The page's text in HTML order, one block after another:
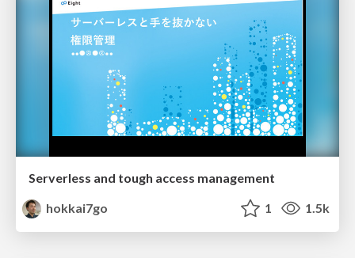
Serverless and tough access management
hokkai7go
1 1.5k